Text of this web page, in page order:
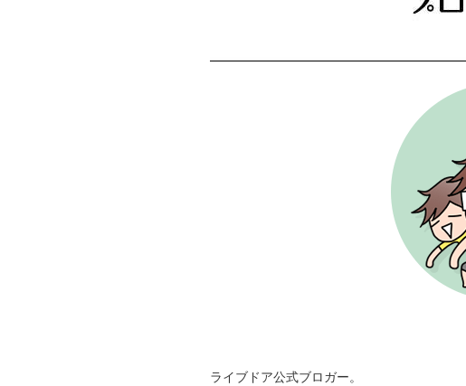
ライブドア公式ブロガー。